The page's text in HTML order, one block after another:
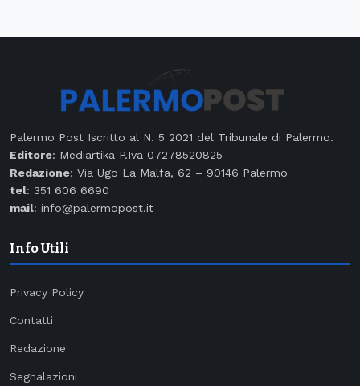
Palermo Post Iscritto al N. 5 2021 del Tribunale di Palermo.
Editore: Mediartika P.Iva 07278520825
Redazione: Via Ugo La Malfa, 62 – 90146 Palermo
tel: 351 606 6690
mail: info@palermopost.it
Info Utili
Privacy Policy
Contatti
Redazione
Segnalazioni